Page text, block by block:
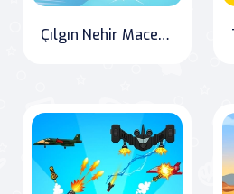
Çılgın Nehir Macerası